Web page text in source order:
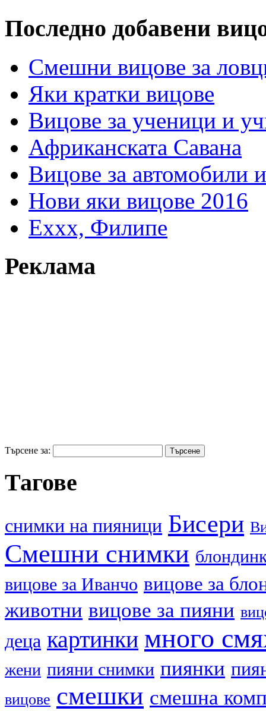
Последно добавени
Смешни вицове за
Яки кратки вицове
Вицове за ученици и
Африканската Савана
Вицове за автомобили
Нови яки вицове 2016
Еххх, Филипе
Реклама
Търсене за:
Тагове
cнимки на пияници Бисери
Смешни снимки
вицове за Иванчо вицове за
животни вицове за пияни
деца картинки много
жени пияни снимки пиянки
вицове смешки смешна